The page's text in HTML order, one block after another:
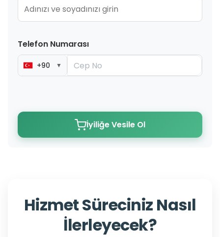
Telefon Numarası
+90 ▼
İyiliğe Vesile Ol
Hizmet Süreciniz Nasıl
İlerleyecek?